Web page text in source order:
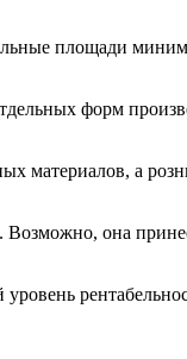
площади
форм
материалов, а
она
уровень